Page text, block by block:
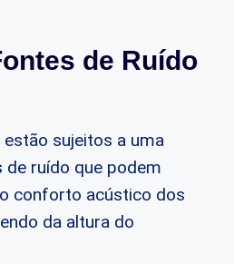
de Ruído
sujeitos a uma
ruído que podem
conforto acústico dos
da altura do